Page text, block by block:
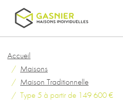
Accueil
Maisons
Maison Traditionnelle
Type 5 à partir de 149 600 €